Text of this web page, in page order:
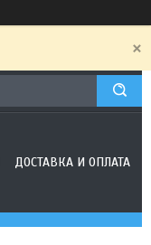
ДОСТАВКА И ОПЛАТА